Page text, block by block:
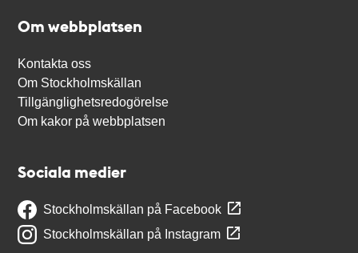
Om webbplatsen
Kontakta oss
Om Stockholmskällan
Tillgänglighetsredogörelse
Om kakor på webbplatsen
Sociala medier
Stockholmskällan på Facebook
Stockholmskällan på Instagram